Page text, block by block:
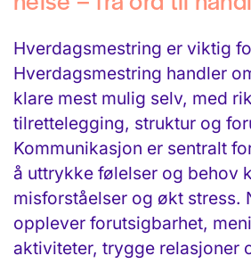
Hverdagsmestring er viktig
Hverdagsmestring handler
klare mest mulig selv, med
tilrettelegging, struktur og
Kommunikasjon er sentralt
å uttrykke følelser og behov
misforståelser og økt stress.
opplever forutsigbarhet,
aktiviteter, trygge relasjoner